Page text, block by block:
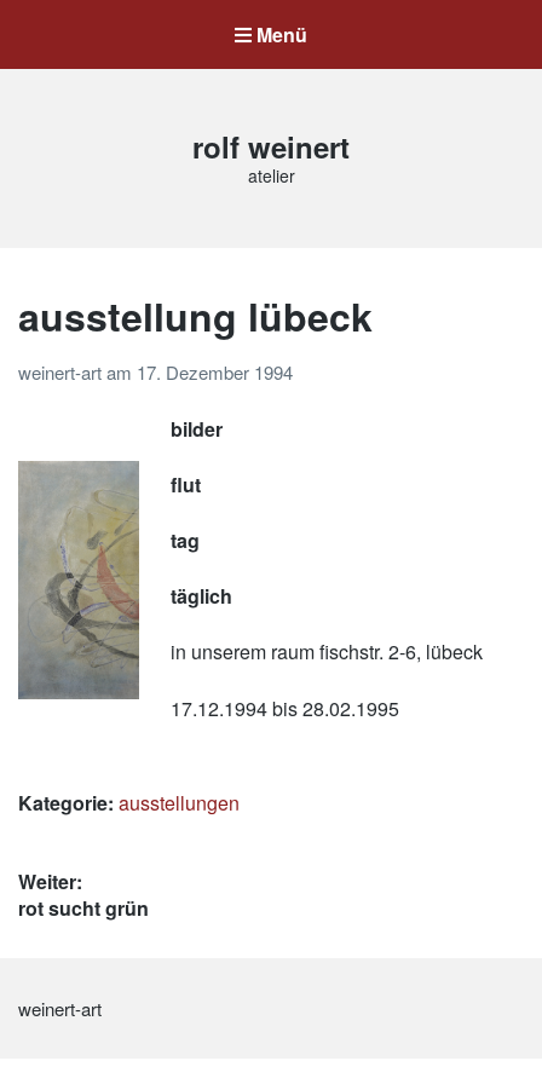
Menü
rolf weinert
atelier
ausstellung lübeck
weinert-artam 17. Dezember 1994
bilder
flut
tag
täglich
in unserem raum fischstr. 2-6, lübeck
17.12.1994 bis 28.02.1995
Kategorie: ausstellungen
Beitrags-
Navigation
Weiter:
Nächster
rot sucht grün
weinert-art